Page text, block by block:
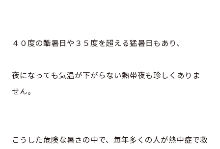
４０度の酷暑日や３５度を超える猛暑日もあり、
夜になっても気温が下がらない熱帯夜も珍しくありま
せん。
こうした危険な暑さの中で、毎年多くの人が熱中症で救